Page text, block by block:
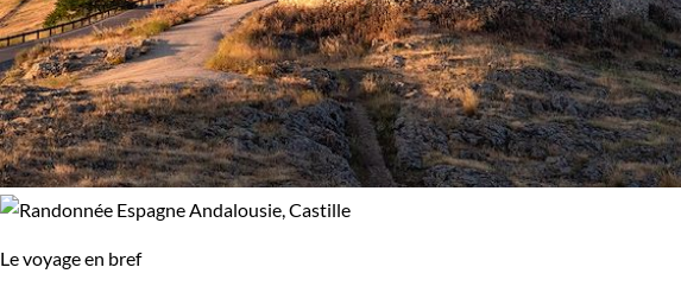
Le voyage en bref